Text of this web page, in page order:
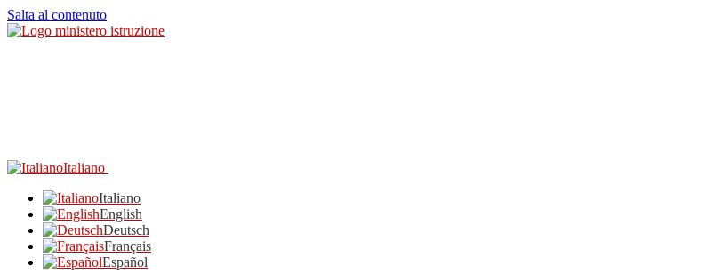
Salta al contenuto
Italiano
Italiano
English
Deutsch
Français
Español